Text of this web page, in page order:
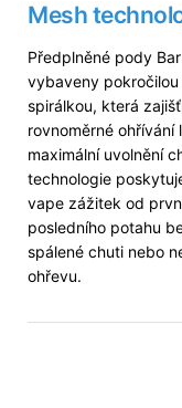
Mesh
Předplněné pody
vybaveny pokročilou
spirálkou, která
rovnoměrné ohřívání
maximální uvolnění
technologie
vape zážitek od
posledního potahu
spálené chuti nebo
ohřevu.